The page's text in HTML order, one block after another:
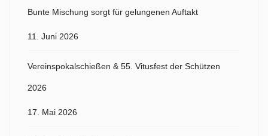
Bunte Mischung sorgt für gelungenen Auftakt
11. Juni 2026
Vereinspokalschießen & 55. Vitusfest der Schützen
2026
17. Mai 2026